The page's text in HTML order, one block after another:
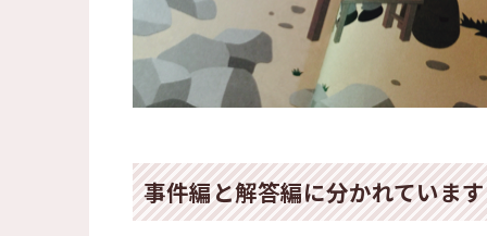
事件編と解答編に分かれています